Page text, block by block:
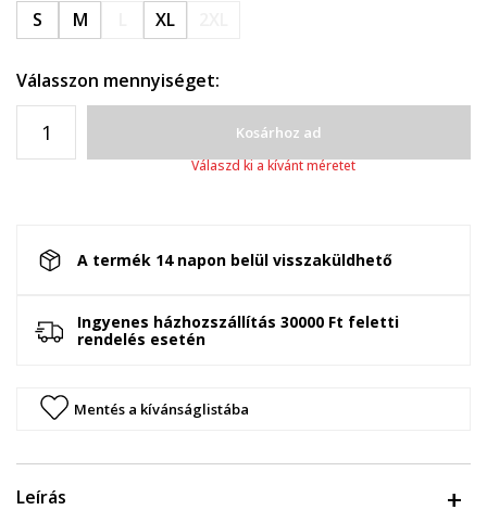
S M XL
Válasszon mennyiséget:
Kosárhoz ad
Válaszd ki a kívánt méretet
A termék 14 napon belül visszaküldhető
Ingyenes házhozszállítás 30000 Ft feletti
rendelés esetén
Mentés a kívánságlistába
Leírás